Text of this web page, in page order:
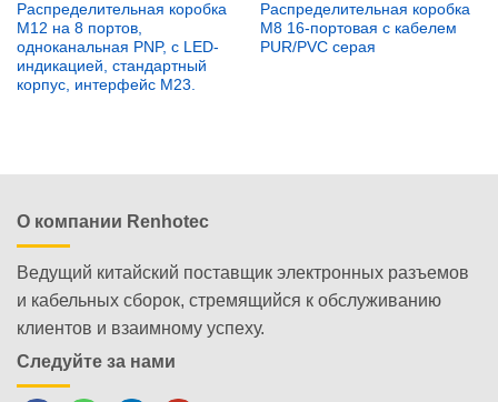
Распределительная коробка
M12 на 8 портов,
одноканальная PNP, с LED-
индикацией, стандартный
корпус, интерфейс M23.
Распределительная коробка
M8 16-портовая с кабелем
PUR/PVC серая
О компании Renhotec
Ведущий китайский поставщик электронных разъемов
и кабельных сборок, стремящийся к обслуживанию
клиентов и взаимному успеху.
Следуйте за нами